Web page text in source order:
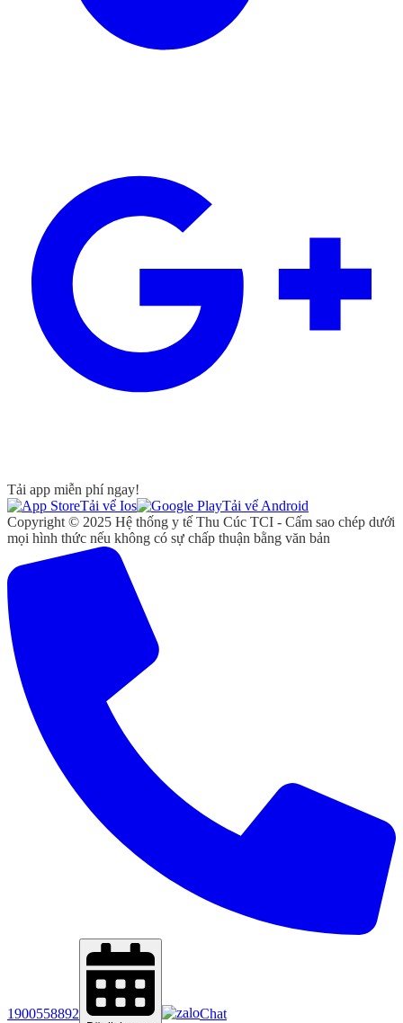
Tải app miễn phí ngay!
Tải vể Ios
Tải vể Android
Copyright © 2025 Hệ thống y tế Thu Cúc TCI - Cấm sao chép dưới
mọi hình thức nếu không có sự chấp thuận bằng văn bản
1900558892 Chat